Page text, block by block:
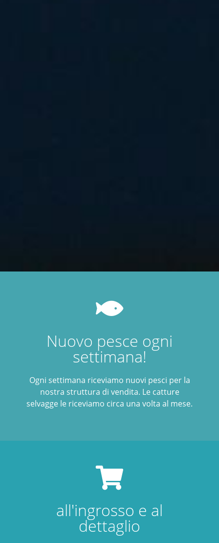
Nuovo pesce ogni
settimana!
Ogni settimana riceviamo nuovi pesci per la
nostra struttura di vendita. Le catture
selvagge le riceviamo circa una volta al mese.
all'ingrosso e al
dettaglio